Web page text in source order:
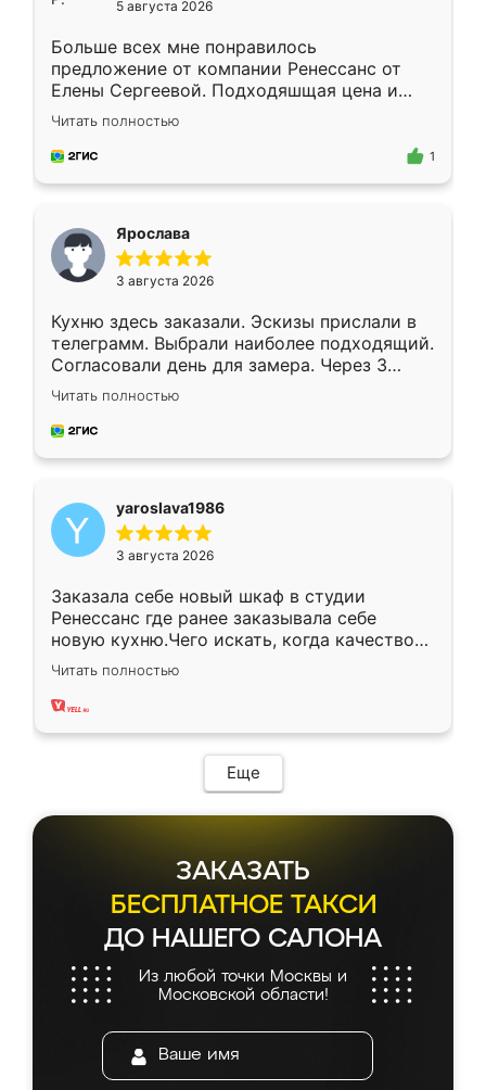
5 августа 2026
Больше всех мне понравилось
предложение от компании Ренессанс от
Елены Сергеевой. Подходяшщая цена и
короткие сроки изготовления. Приехавший
для замера сотрудник Владислав
предложил по моему эскизу самый
Читать полностью
1
Ярослава
3 августа 2026
Кухню здесь заказали. Эскизы прислали в
телеграмм. Выбрали наиболее подходящий.
Согласовали день для замера. Через 3
недели кухня была уже готова. Остались
довольны работой. Спасибо Ренессанс
мебель за качественную работу!
Читать полностью
yaroslava1986
3 августа 2026
Заказала себе новый шкаф в студии
Ренессанс где ранее заказывала себе
новую кухню.Чего искать, когда качеством
вполне довольна. Служит кухня уже почти
два года, нареканий нет.
Читать полностью
Еще
ЗАКАЗАТЬ
БЕСПЛАТНОЕ ТАКСИ
ДО НАШЕГО САЛОНА
Из любой точки Москвы и
Московской области!